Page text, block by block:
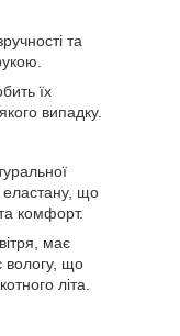
та
їх
випадку.
еластану, що
комфорт.
має
вологу, що
літа.